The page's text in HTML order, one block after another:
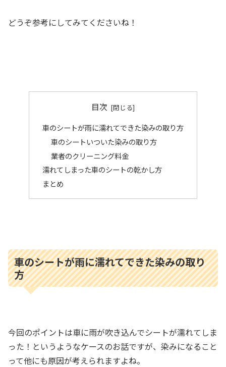
どうぞ参考にしてみてくださいね！
目次
車のシートが雨に濡れてできた染みの取り方
車のシートいついた染みの取り方
業者のクリーニング料金
濡れてしまった車のシートの乾かし方
まとめ
車のシートが雨に濡れてできた染みの取り
方
今回のポイントは車に雨が吹き込んでシートが濡れてしま
った！というようなケースのお話ですが、染みになること
って他にも原因が考えられますよね。